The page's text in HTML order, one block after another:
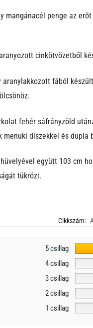
mangánacél penge az
cinkötvözetből
fából
fehér sáfrányzöld
menuki díszekkel és dupla
együtt 103 cm
tükrözi.
Cikkszám:
5 csillag
4 csillag
3 csillag
2 csillag
1 csillag